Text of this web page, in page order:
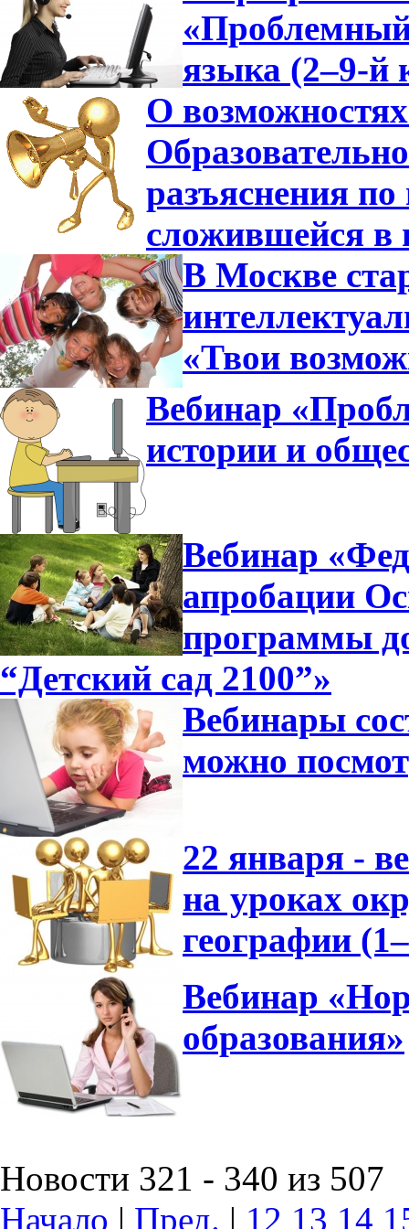
«Проблемный
языка (2–9-й
О
разъяснения по
сложившейся в
В Москве
«Твои
Вебинар
истории и
Вебинар
апробации
программы
“Детский сад 2100”»
Вебинары
можно
22 января -
на уроках
географии
Вебинар
образования»
Новости 321 - 340 из 507
Начало | Пред. | 12 13 14